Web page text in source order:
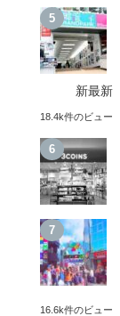
新最新
18.4k件のビュー
16.6k件のビュー